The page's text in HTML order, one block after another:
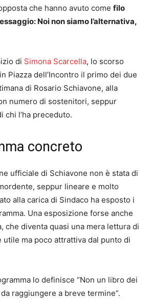
che hanno avuto come filo
Noi non siamo l’alternativa,
di Simona Scarcella, lo scorso
Piazza dell’Incontro il primo dei due
di Rosario Schiavone, alla
numero di sostenitori, seppur
chi l’ha preceduto.
concreto
ufficiale di Schiavone non è stata di
seppur lineare e molto
alla carica di Sindaco ha esposto i
Una esposizione forse anche
che diventa quasi una mera lettura di
utile ma poco attrattiva dal punto di
lo definisce “Non un libro dei
raggiungere a breve termine”.